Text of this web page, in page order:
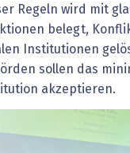
Regeln wird mit
belegt,
Institutionen
sollen das
akzeptieren.